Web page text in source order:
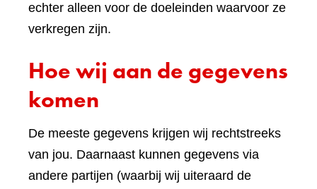
echter alleen voor de doeleinden waarvoor ze
verkregen zijn.
Hoe wij aan de gegevens
komen
De meeste gegevens krijgen wij rechtstreeks
van jou. Daarnaast kunnen gegevens via
andere partijen (waarbij wij uiteraard de